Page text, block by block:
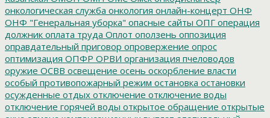
онкологическая служба онкология онлайн-концерт ОНФ
ОНФ "Генеральная уборка" опасные сайты ОПГ операция
должник оплата труда Оплот оползень оппозиция
оправдательный приговор опровержение опрос
оптимизация ОПФР ОРВИ организация пчеловодов
оружие ОСВВ освещение осень оскорбление власти
особый противопожарный режим остановка остановки
осужденные отдых отключение отключение воды
отключение горячей воды открытое обращение открытые